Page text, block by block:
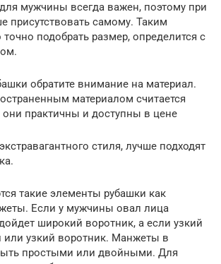
мужчины всегда важен, поэтому при
присутствовать самому. Таким
подобрать размер, определится с
обратите внимание на материал.
материалом считается
практичны и доступны в цене
стиля, лучше подходят
такие элементы рубашки как
Если у мужчины овал лица
широкий воротник, а если узкий
или узкий воротник. Манжеты в
простыми или двойными. Для